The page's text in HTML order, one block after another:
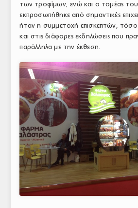
ΕΛΛΗΝΙΚΗ ΝΟΜΟΘΕΣΙΑ
ΕΥΡΩΠΑΪΚΗ ΝΟΜΟΘΕΣΙΑ
ΤΟ ΠΕΡΙΟΔΙΚΟ
Profile
ΑΡΧΕΙΟ ΤΕΥΧΩΝ
ΣΥΝΕΔΡΙΟ ΚΡΕΑΤΟΣ
των τροφίμων, ενώ και ο τομέας
εκπροσωπήθηκε από σημαντικές
ήταν η συμμετοχή επισκεπτών,
και στις διάφορες εκδηλώσεις που
παράλληλα με την έκθεση.